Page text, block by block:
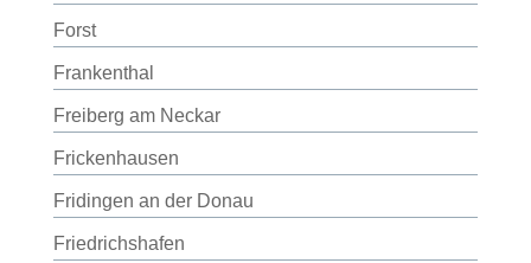
Forst
Frankenthal
Freiberg am Neckar
Frickenhausen
Fridingen an der Donau
Friedrichshafen